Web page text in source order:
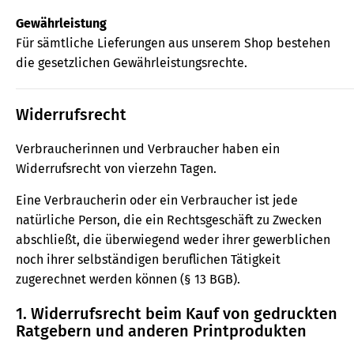
Gewährleistung
Für sämtliche Lieferungen aus unserem Shop bestehen
die gesetzlichen Gewährleistungsrechte.
Widerrufsrecht
Verbraucherinnen und Verbraucher haben ein
Widerrufsrecht von vierzehn Tagen.
Eine Verbraucherin oder ein Verbraucher ist jede
natürliche Person, die ein Rechtsgeschäft zu Zwecken
abschließt, die überwiegend weder ihrer gewerblichen
noch ihrer selbständigen beruflichen Tätigkeit
zugerechnet werden können (§ 13 BGB).
1. Widerrufsrecht beim Kauf von gedruckten
Ratgebern und anderen Printprodukten